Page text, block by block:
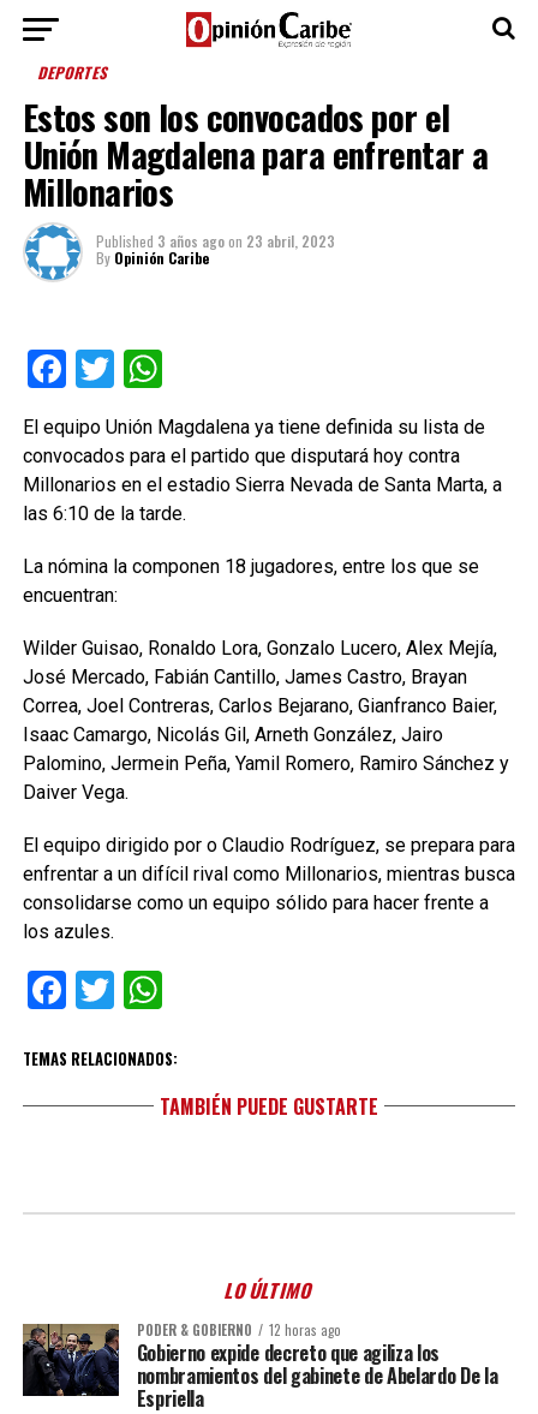
DEPORTES
Estos son los convocados por el
Unión Magdalena para enfrentar a
Millonarios
Published 3 años agoon 23 abril, 2023
By Opinión Caribe
Facebook
TwitterWhatsApp
El equipo Unión Magdalena ya tiene definida su lista de
convocados para el partido que disputará hoy contra
Millonarios en el estadio Sierra Nevada de Santa Marta, a
las 6:10 de la tarde.
La nómina la componen 18 jugadores, entre los que se
encuentran:
Wilder Guisao, Ronaldo Lora, Gonzalo Lucero, Alex Mejía,
José Mercado, Fabián Cantillo, James Castro, Brayan
Correa, Joel Contreras, Carlos Bejarano, Gianfranco Baier,
Isaac Camargo, Nicolás Gil, Arneth González, Jairo
Palomino, Jermein Peña, Yamil Romero, Ramiro Sánchez y
Daiver Vega.
El equipo dirigido por o Claudio Rodríguez, se prepara para
enfrentar a un difícil rival como Millonarios, mientras busca
consolidarse como un equipo sólido para hacer frente a
los azules.
Facebook
TwitterWhatsApp
TEMAS RELACIONADOS:
TAMBIÉN PUEDE GUSTARTE
LO ÚLTIMO
PODER & GOBIERNO 12 horas ago
Gobierno expide decreto que agiliza los
nombramientos del gabinete de Abelardo De la
Espriella